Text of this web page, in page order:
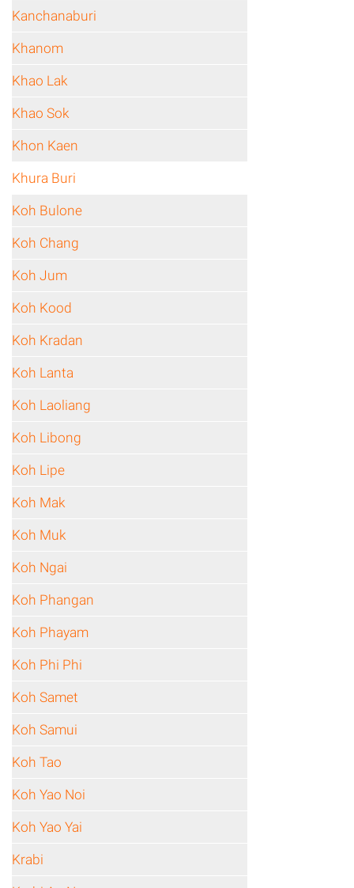
Kanchanaburi
Khanom
Khao Lak
Khao Sok
Khon Kaen
Khura Buri
Koh Bulone
Koh Chang
Koh Jum
Koh Kood
Koh Kradan
Koh Lanta
Koh Laoliang
Koh Libong
Koh Lipe
Koh Mak
Koh Muk
Koh Ngai
Koh Phangan
Koh Phayam
Koh Phi Phi
Koh Samet
Koh Samui
Koh Tao
Koh Yao Noi
Koh Yao Yai
Krabi